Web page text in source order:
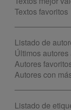
Textos favoritos
Listado de
Últimos
Autores
Autores con
Listado de